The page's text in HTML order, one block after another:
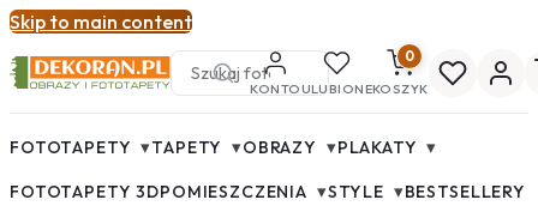
Skip to main content
KONTOULUBIONE
0
KOSZYK
FOTOTAPETY ▾TAPETY ▾OBRAZY ▾PLAKATY ▾
FOTOTAPETY 3DPOMIESZCZENIA ▾STYLE ▾BESTSELLERY